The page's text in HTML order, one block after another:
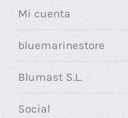
Mi cuenta
bluemarinestore
Blumast S.L.
Social